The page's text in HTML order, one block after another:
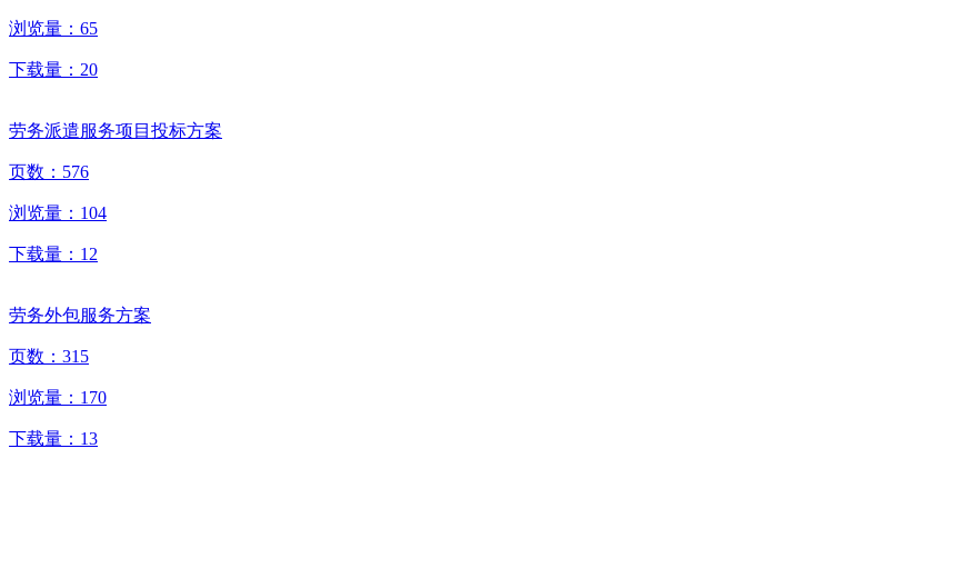
浏览量： 65
下载量： 20
劳务派遣服务项目投标方案
页数： 576
浏览量： 104
下载量： 12
劳务外包服务方案
页数： 315
浏览量： 170
下载量： 13